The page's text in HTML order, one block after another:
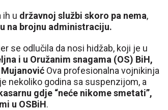
ih u državnoj službi skoro pa nema,
na brojnu administraciju.
se odlučila da nosi hidžab, koji je u
i u Oružanim snagama (OS) BiH,
Mujanović Ova profesionalna vojnikinja
nekoliko godina sa suspenzijom, a
gdje “neće nikome smetati”,
u OSBiH.